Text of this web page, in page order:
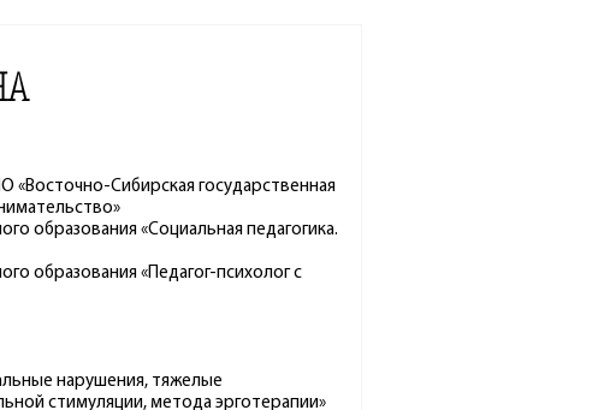
Сибирская государственная
образования «Социальная педагогика.
образования «Педагог-психолог с
нарушения, тяжелые
стимуляции, метода эрготерапии»